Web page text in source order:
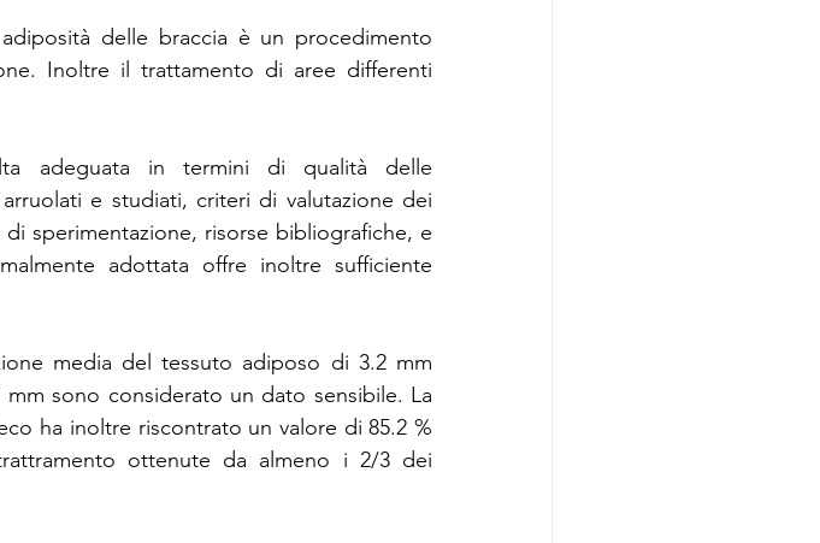
Focus Group Gas Medicali Documentazione privacy
delle braccia è un procedimento
Inoltre il trattamento di aree differenti
adeguata in termini di qualità delle
e studiati, criteri di valutazione dei
sperimentazione, risorse bibliografiche, e
adottata offre inoltre sufficiente
media del tessuto adiposo di 3.2 mm
sono considerato un dato sensibile. La
ha inoltre riscontrato un valore di 85.2 %
ottenute da almeno i 2/3 dei